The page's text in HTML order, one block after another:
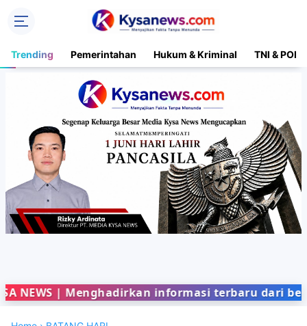
Trending Pemerintahan Hukum & Kriminal TNI &
Menghadirkan informasi terbaru dari berbagai